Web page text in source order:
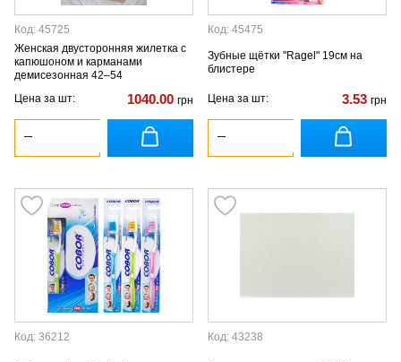
Код: 45725
Женская двусторонняя жилетка с
капюшоном и карманами
демисезонная 42–54
Цена за шт:
1040.00 грн
Код: 45475
Зубные щётки "Ragel" 19см на
блистере
Цена за шт: 3.53 грн
Код: 36212 Код: 43238